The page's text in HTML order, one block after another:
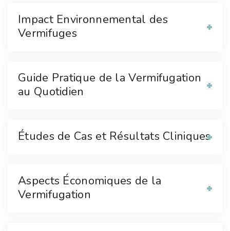
Impact Environnemental des
Vermifuges
Guide Pratique de la Vermifugation
au Quotidien
Études de Cas et Résultats Cliniques
Aspects Économiques de la
Vermifugation